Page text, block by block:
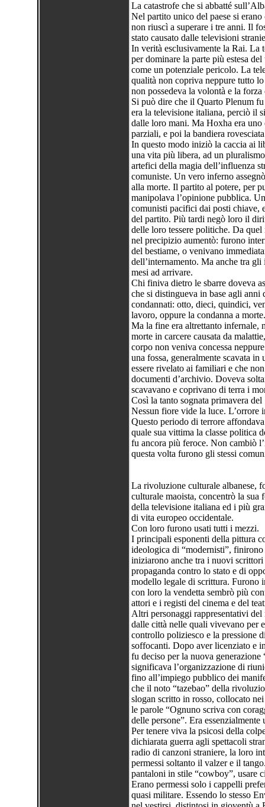
La catastrofe che si abbatté
Nel partito unico del paese si
non riuscì a superare i tre anni. Il
stato causato dalle televisioni
In verità esclusivamente la Rai. La
per dominare la parte più estesa
come un potenziale pericolo. La
qualità non copriva neppure tutto
non possedeva la volontà e la
Si può dire che il Quarto Plenum
era la televisione italiana, perciò il
dalle loro mani. Ma Hoxha era
parziali, e poi la bandiera
In questo modo iniziò la caccia ai
una vita più libera, ad un
artefici della magia dell’influenza
comuniste. Un vero inferno
alla morte. Il partito al potere, per
manipolava l’opinione pubblica.
comunisti pacifici dai posti chiave,
del partito. Più tardi negò loro il
delle loro tessere politiche. Da
nel precipizio aumentò: furono
del bestiame, o venivano
dell’internamento. Ma anche tra
mesi ad arrivare.
Chi finiva dietro le sbarre doveva
che si distingueva in base agli
condannati: otto, dieci, quindici,
lavoro, oppure la condanna a morte.
Ma la fine era altrettanto infernale,
morte in carcere causata da
corpo non veniva concessa
una fossa, generalmente scavata
essere rivelato ai familiari e che
documenti d’archivio. Doveva
scavavano e coprivano di terra i
Così la tanto sognata primavera
Nessun fiore vide la luce. L’orrore
Questo periodo di terrore
quale sua vittima la classe politica
fu ancora più feroce. Non cambiò
questa volta furono gli stessi
La rivoluzione culturale albanese,
culturale maoista, concentrò la sua
della televisione italiana ed i più
di vita europeo occidentale.
Con loro furono usati tutti i mezzi.
I principali esponenti della pittura
ideologica di “modernisti”,
iniziarono anche tra i nuovi scrittori
propaganda contro lo stato e di
modello legale di scrittura. Furono
con loro la vendetta sembrò più
attori e i registi del cinema e del
Altri personaggi rappresentativi
dalle città nelle quali vivevano per
controllo poliziesco e la pressione
soffocanti. Dopo aver licenziato e
fu deciso per la nuova
significava l’organizzazione di
fino all’impiego pubblico dei
che il noto “tazebao” della
slogan scritto in rosso, collocato
le parole “Ognuno scriva con
delle persone”. Era
Per tenere viva la psicosi della
dichiarata guerra agli spettacoli
radio di canzoni straniere, la loro
permessi soltanto il valzer e il
pantaloni in stile “cowboy”, usare
Erano permessi solo i cappelli
quasi militare. Essendo lo stesso